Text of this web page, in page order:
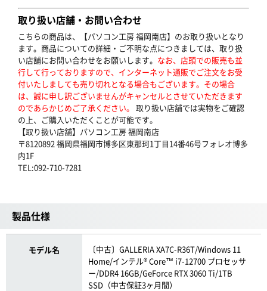
取り扱い店舗・お問い合わせ
こちらの商品は、【パソコン工房 福岡南店】のお取り扱いとなり
ます。商品についての詳細・ご不明な点につきましては、取り扱
い店舗にお問い合わせをお願いします。 なお、店頭での販売も並
行して行っておりますので、インターネット通販でご注文をお受
付いたしましても売り切れとなる場合もございます。その場合
は、誠に申し訳ございませんがキャンセルとさせていただきます
のであらかじめご了承ください。 取り扱い店舗では実物をご確認
の上、ご購入いただくことが可能です。
【取り扱い店舗】パソコン工房 福岡南店
〒8120892 福岡県福岡市博多区東那珂1丁目14番46号フォレオ博多
内1F
TEL:092-710-7281
製品仕様
モデル名
〔中古〕GALLERIA XA7C-R36T/Windows 11
Home/インテル® Core™ i7-12700 プロセッサ
ー/DDR4 16GB/GeForce RTX 3060 Ti/1TB
SSD（中古保証3ヶ月間）